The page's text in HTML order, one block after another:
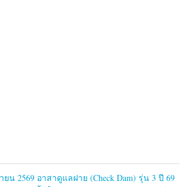
น 2569 อาสาดูแลฝาย (Check Dam) รุ่น 3 ปี 69